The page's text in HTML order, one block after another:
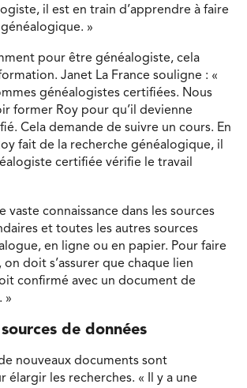
il est en train d’apprendre à faire
»
pour être généalogiste, cela
Janet La France souligne : «
généalogistes certifiées. Nous
former Roy pour qu’il devienne
Cela demande de suivre un cours. En
fait de la recherche généalogique, il
certifiée vérifie le travail
vaste connaissance dans les sources
et toutes les autres sources
en ligne ou en papier. Pour faire
doit s’assurer que chaque lien
confirmé avec un document de
»
de données
nouveaux documents sont
élargir les recherches. « Il y a une